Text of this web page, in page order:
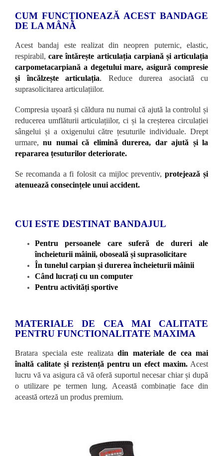
CUM FUNCȚIONEAZĂ ACEST BANDAGE
DE LA MÂNĂ
Acest bandaj este realizat din neopren puternic, elastic,
respirabil,care întărește articulația carpiană și articulația
carpometacarpiană a degetului mare, asigură compresie
și încălzește articulația. Reduce durerea asociată cu
suprasolicitarea articulațiilor.
Compresia ușoară și căldura nu numai că ajută la controlul și
reducerea umflăturii articulațiilor, ci și la creșterea circulației
sângelui și a oxigenului către țesuturile individuale. Drept
urmare,nu numai că elimină durerea, dar ajută și la
repararea țesuturilor deteriorate.
Se recomanda a fi folosit ca mijloc preventiv,protejează și
atenuează consecințele unui accident.
CUI ESTE DESTINAT BANDAJUL
Pentru persoanele care suferă de dureri ale
încheieturii mâinii, oboseală și suprasolicitare
În tunelul carpian și durerea încheieturii mâinii
Când lucrați cu un computer
Pentru activități sportive
MATERIALE DE CEA MAI CALITATE
PENTRU FUNCTIONALITATE MAXIMA
Bratara speciala este realizata din materiale de cea mai
înaltă calitate și rezistență pentru un efect maxim. Acest
lucru vă va asigura că vă oferă suportul necesar chiar și după
o utilizare pe termen lung. Această combinație face din
această orteză un produs premium.